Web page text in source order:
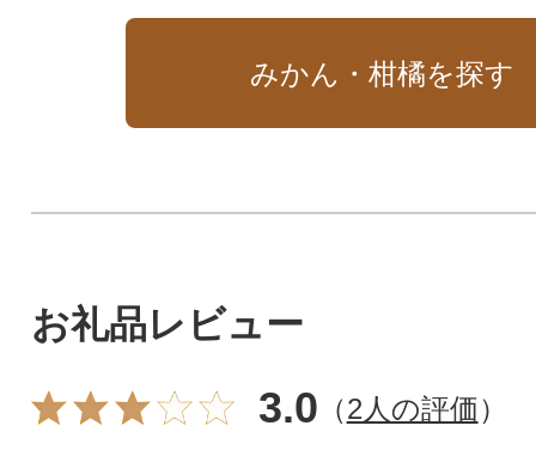
がたまらない逸品!
みかん・柑橘を探す
お礼品レビュー
3.0 （2人の評価）